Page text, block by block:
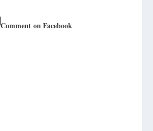
Comment on Facebook